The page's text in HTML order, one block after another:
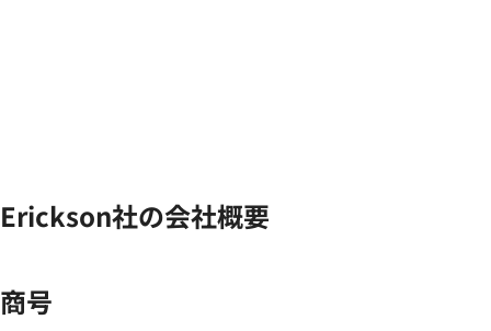
Erickson社の会社概要
商号